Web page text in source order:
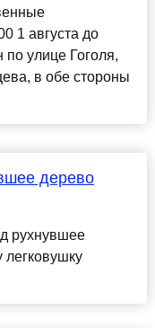
1 августа до
по улице Гоголя,
в обе стороны
дерево
рухнувшее